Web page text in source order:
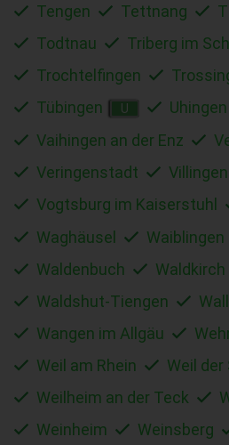
Tengen
Tettnang
Todtnau
Triberg im
Trochtelfingen
Tübingen
U Uhingen
Vaihingen an der Enz
Veringenstadt
Vogtsburg im Kaiserstuhl
Waghäusel Waiblingen
Waldenbuch
Waldkirch
Waldshut-Tiengen
Wangen im Allgäu
Weil am Rhein
Weil
Weilheim an der Teck
Weinheim
Weinsberg